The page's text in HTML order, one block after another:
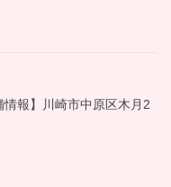
情報】川崎市中原区木月2